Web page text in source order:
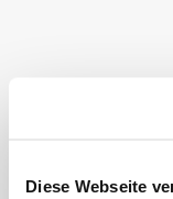
Diese Webseite